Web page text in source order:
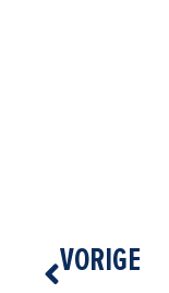
Vorige
VORIGE